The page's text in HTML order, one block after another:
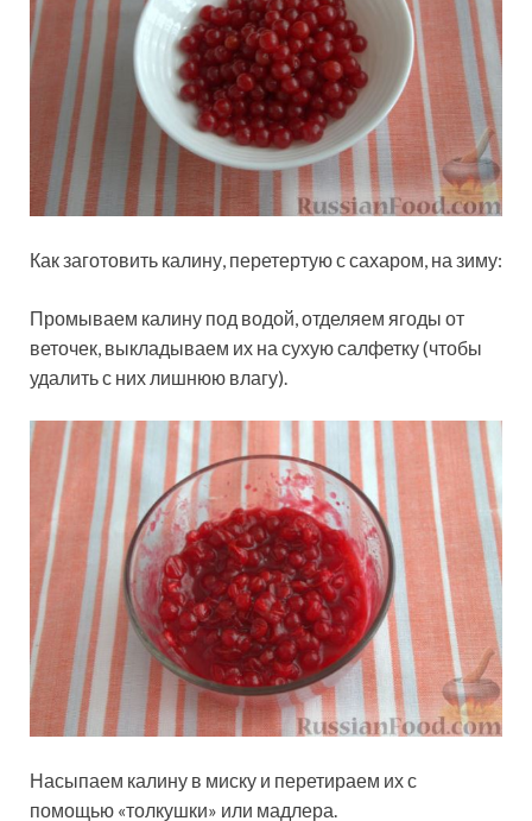
Как заготовить калину, перетертую с сахаром, на зиму:
Промываем калину под водой, отделяем ягоды от
веточек, выкладываем их на сухую салфетку (чтобы
удалить с них лишнюю влагу).
Насыпаем калину в миску и перетираем их с
помощью «толкушки» или мадлера.